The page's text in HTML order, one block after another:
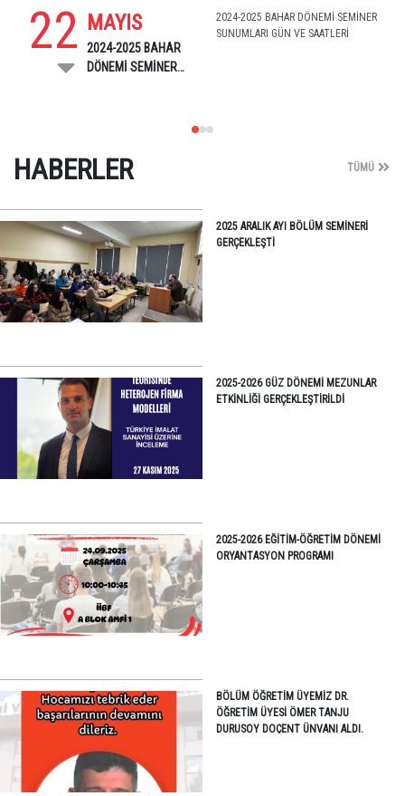
22 MAYIS
2024-2025 BAHAR
DÖNEMİ SEMİNER
2024-2025 BAHAR DÖNEMİ SEMİNER
SUNUMLARI GÜN VE SAATLERİ
HABERLER TÜMÜ
2025 ARALIK AYI BÖLÜM SEMINERI
GERÇEKLEŞTI
2025-2026 GÜZ DÖNEMI MEZUNLAR
ETKINLIĞI GERÇEKLEŞTIRILDI
2025-2026 EĞITIM-ÖĞRETIM DÖNEMI
ORYANTASYON PROGRAMI
BÖLÜM ÖĞRETIM ÜYEMIZ DR.
ÖĞRETIM ÜYESI ÖMER TANJU
DURUSOY DOÇENT ÜNVANI ALDI.